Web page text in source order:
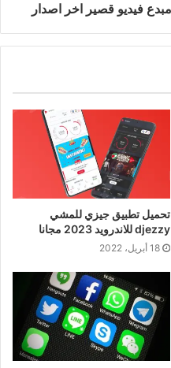
تحميل تطبيق جيزي للمشي
djezzy للاندرويد 2023 مجانا
18 أبريل، 2022